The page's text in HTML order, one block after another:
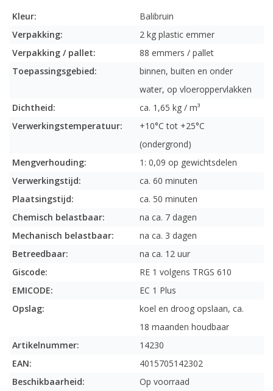
Kleur:
Balibruin
Verpakking:
2 kg plastic emmer
Verpakking / pallet:
88 emmers / pallet
Toepassingsgebied:
binnen, buiten en onder
water, op vloeroppervlakken
Dichtheid:
ca. 1,65 kg / m³
Verwerkingstemperatuur:
+10°C tot +25°C
(ondergrond)
Mengverhouding:
1: 0,09 op gewichtsdelen
Verwerkingstijd:
ca. 60 minuten
Plaatsingstijd:
ca. 50 minuten
Chemisch belastbaar:
na ca. 7 dagen
Mechanisch belastbaar:
na ca. 3 dagen
Betreedbaar:
na ca. 12 uur
Giscode:
RE 1 volgens TRGS 610
EMICODE:
EC 1 Plus
Opslag:
koel en droog opslaan, ca.
18 maanden houdbaar
Artikelnummer:
14230
EAN:
4015705142302
Beschikbaarheid:
Op voorraad